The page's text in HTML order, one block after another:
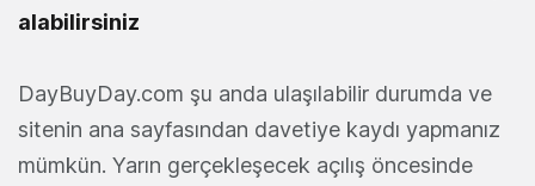
alabilirsiniz
DayBuyDay.com şu anda ulaşılabilir durumda ve
sitenin ana sayfasından davetiye kaydı yapmanız
mümkün. Yarın gerçekleşecek açılış öncesinde